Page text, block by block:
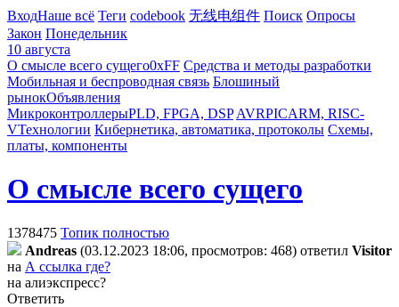
ВходНаше всё Теги codebook 无线电组件 Поиск Опросы
Закон Понедельник
10 августа
О смысле всего сущего0xFF Средства и методы разработки
Мобильная и беспроводная связь Блошиный
рынокОбъявления
МикроконтроллерыPLD, FPGA, DSP AVRPICARM, RISC-
VТехнологии Кибернетика, автоматика, протоколы Схемы,
платы, компоненты
О смысле всего сущего
1378475 Топик полностью
Andreas (03.12.2023 18:06, просмотров: 468) ответил Visitor
на А ссылка где?
на алиэкспресс?
Ответить